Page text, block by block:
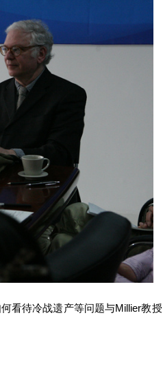
看待冷战遗产等问题与Millier教授